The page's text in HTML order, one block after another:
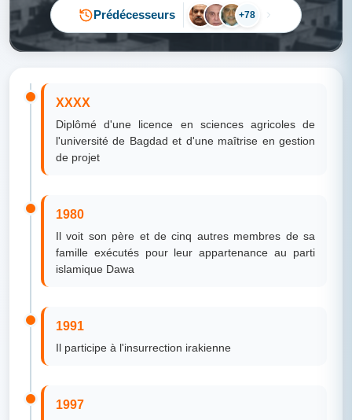
Prédécesseurs +78
XXXX
Diplômé d'une licence en sciences agricoles de
l'université de Bagdad et d'une maîtrise en gestion
de projet
1980
Il voit son père et de cinq autres membres de sa
famille exécutés pour leur appartenance au parti
islamique Dawa
1991
Il participe à l'insurrection irakienne
1997